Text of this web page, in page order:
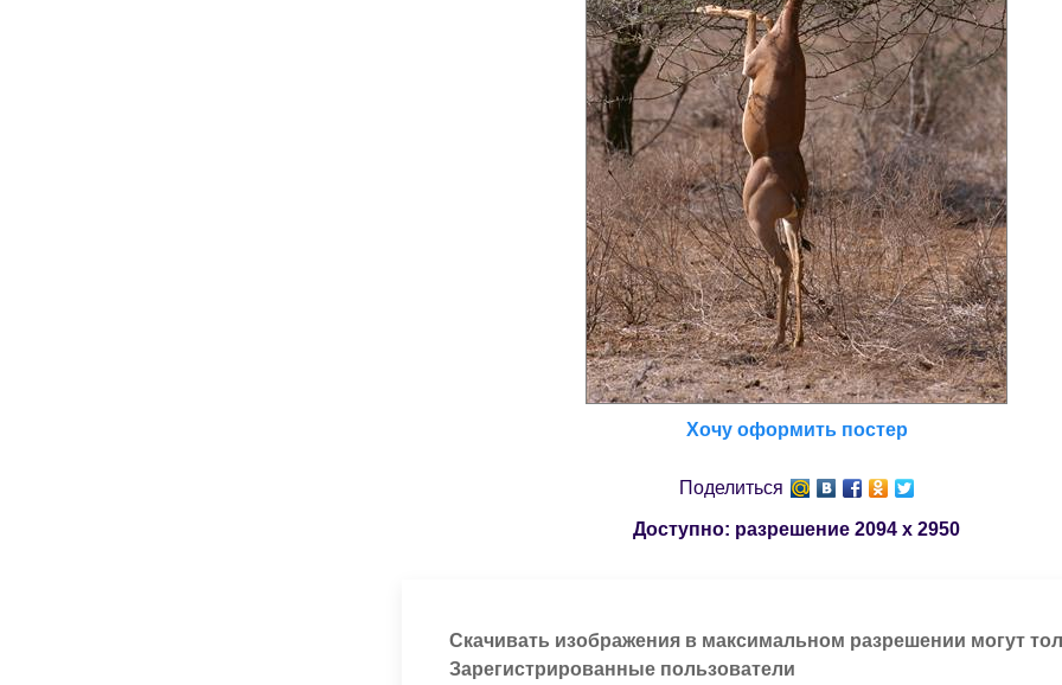
Хочу оформить постер
Поделиться
Доступно: разрешение 2094 x 2950
Скачивать изображения в максимальном разрешении могут
Зарегистрированные пользователи